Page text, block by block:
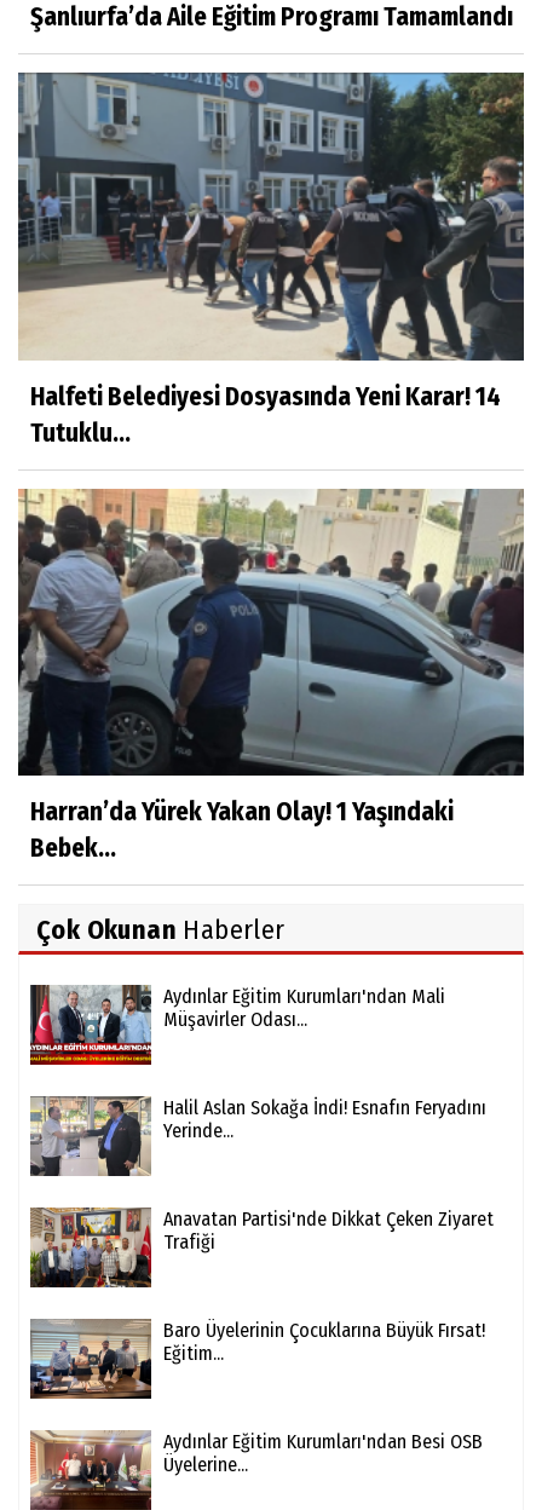
Şanlıurfa’da Aile Eğitim Programı Tamamlandı
Halfeti Belediyesi Dosyasında Yeni Karar! 14
Tutuklu...
Harran’da Yürek Yakan Olay! 1 Yaşındaki
Bebek...
Çok Okunan Haberler
Aydınlar Eğitim Kurumları'ndan Mali
Müşavirler Odası...
Halil Aslan Sokağa İndi! Esnafın Feryadını
Yerinde...
Anavatan Partisi'nde Dikkat Çeken Ziyaret
Trafiği
Baro Üyelerinin Çocuklarına Büyük Fırsat!
Eğitim...
Aydınlar Eğitim Kurumları'ndan Besi OSB
Üyelerine...